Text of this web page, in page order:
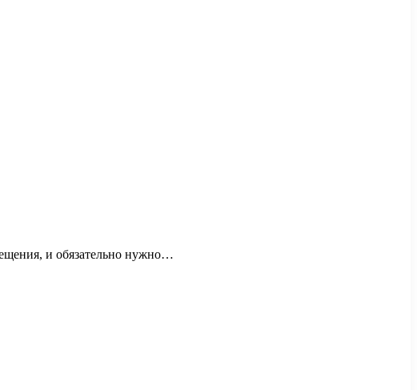
и обязательно нужно…